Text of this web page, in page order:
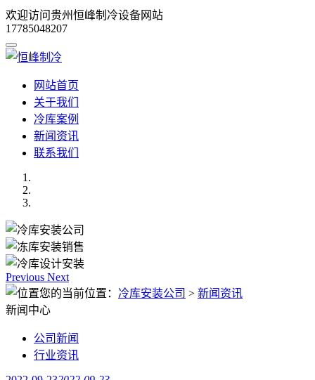
欢迎访问贵州恒峰制冷设备网站
17785048207
网站首页
关于我们
冷库案例
新闻资讯
联系我们
Previous Next
您的当前位置： 冷库安装公司 > 新闻资讯
新闻中心
公司新闻
行业资讯